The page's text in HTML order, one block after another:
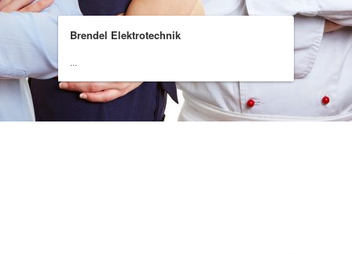
Brendel Elektrotechnik
...